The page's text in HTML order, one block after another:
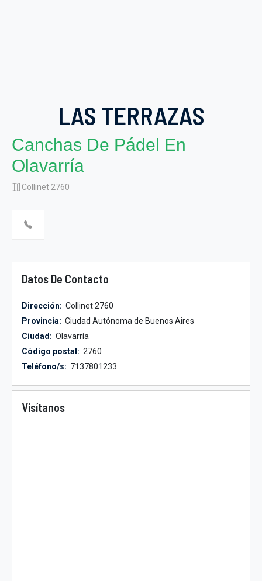
LAS TERRAZAS
Canchas De Pádel En
Olavarría
Collinet 2760
Datos De Contacto
Dirección: Collinet 2760
Provincia: Ciudad Autónoma de Buenos Aires
Ciudad: Olavarría
Código postal: 2760
Teléfono/s: 7137801233
Visítanos